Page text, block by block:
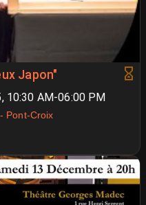
Japon"
10:30 AM-06:00 PM
Pont-Croix